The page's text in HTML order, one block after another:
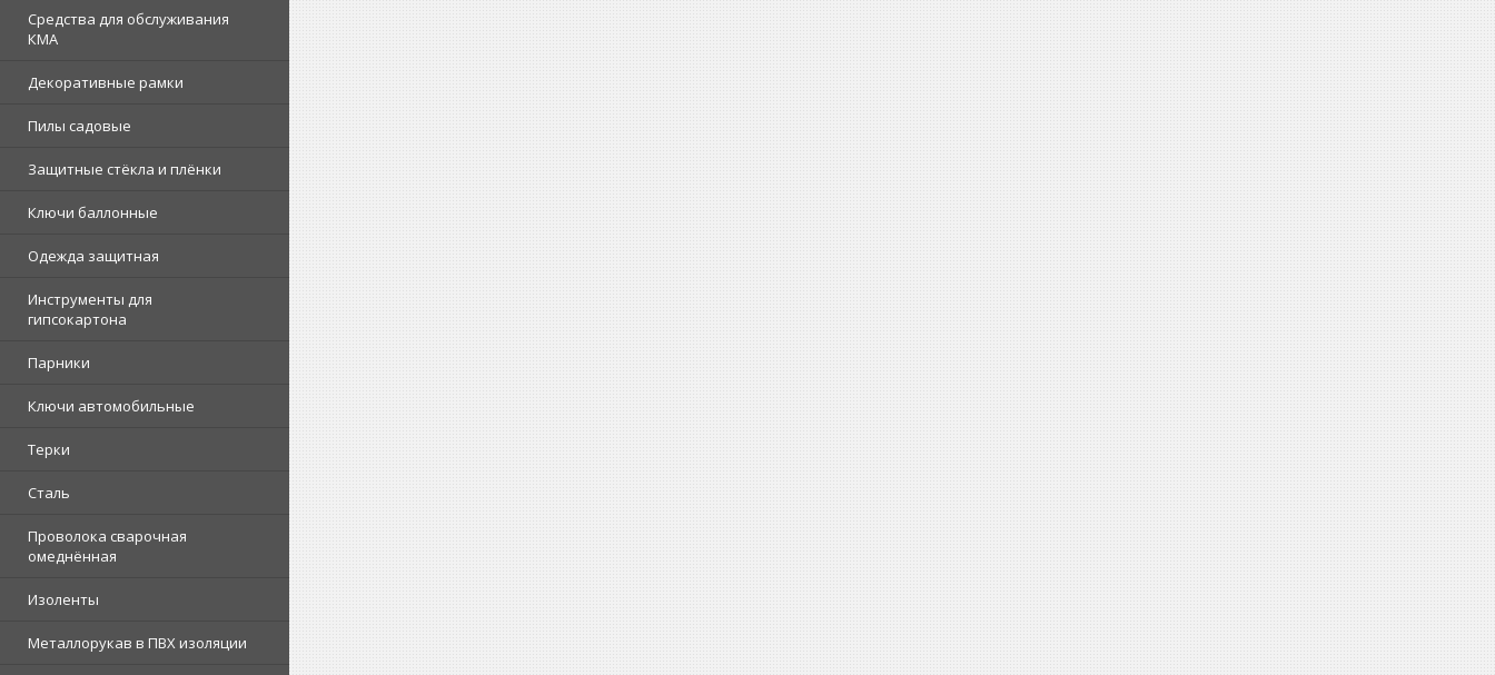
Средства для обслуживания
КМА
Декоративные рамки
Пилы садовые
Защитные стёкла и плёнки
Ключи баллонные
Одежда защитная
Инструменты для
гипсокартона
Парники
Ключи автомобильные
Терки
Сталь
Проволока сварочная
омеднённая
Изоленты
Металлорукав в ПВХ изоляции